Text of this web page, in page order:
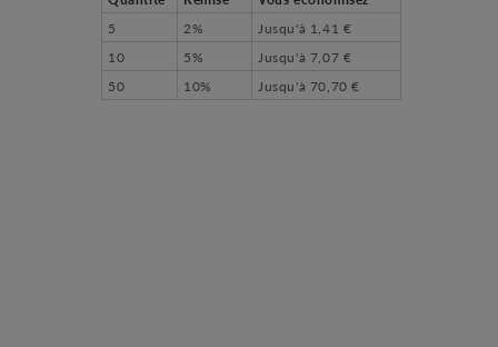
5
2% Jusqu'à 1,41 €
10
5% Jusqu'à 7,07 €
50
10% Jusqu'à 70,70 €